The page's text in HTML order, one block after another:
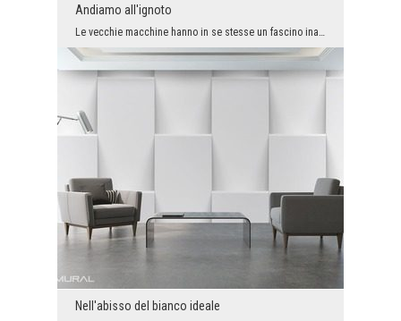
Andiamo all'ignoto
Le vecchie macchine hanno in se stesse un fascino inascoltato. Il potere dei classici dipende non...
Nell'abisso del bianco ideale